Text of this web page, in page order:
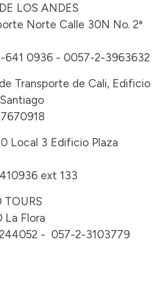
LOS ANDES
Norte Calle 30N No. 2ª
641 0936 - 0057-2-3963632
Transporte de Cali, Edificio
Local 3 Edificio Plaza
ext 133
TOURS
La Flora
- 057-2-3103779